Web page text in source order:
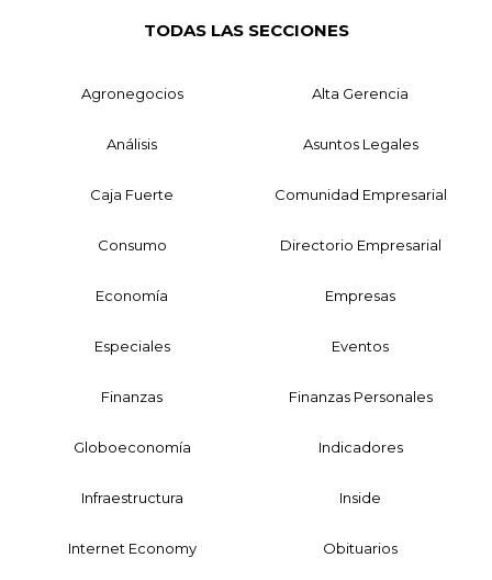
TODAS LAS SECCIONES
Agronegocios Alta Gerencia
Análisis Asuntos Legales
Caja Fuerte Comunidad Empresarial
Consumo Directorio Empresarial
Economía Empresas
Especiales Eventos
Finanzas Finanzas Personales
Globoeconomía Indicadores
Infraestructura Inside
Internet Economy Obituarios